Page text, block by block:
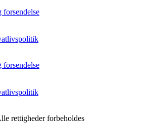
forsendelse
forsendelse
rettigheder forbeholdes